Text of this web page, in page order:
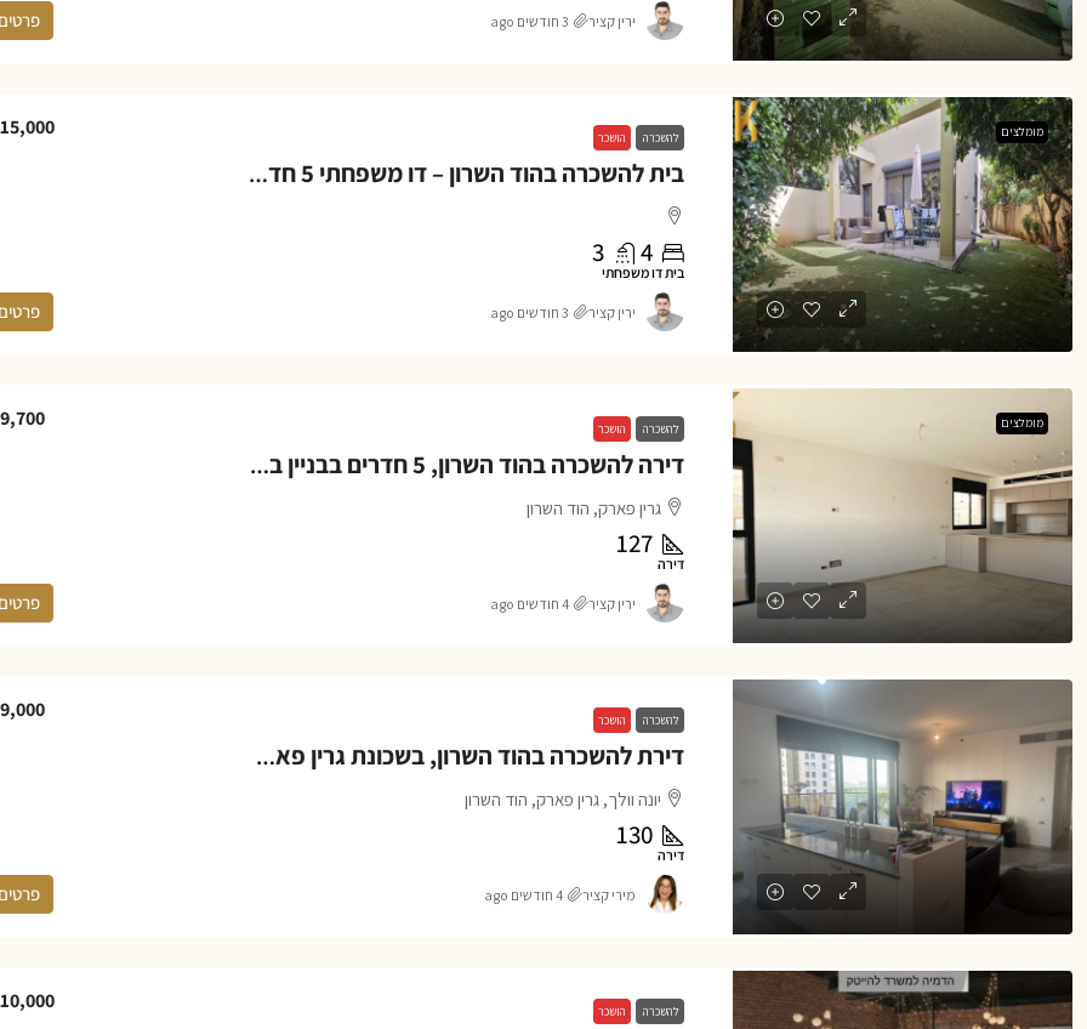
ירין קציר 3 חודשים ago
מומלצים להשכרה הושכר
בית להשכרה בהוד השרון – דו משפחתי 5 חדרים בשכונת גלגל המזלות
4
3
בית דו משפחתי
ירין קציר 3 חודשים ago
מומלצים להשכרה הושכר
דירה להשכרה בהוד השרון, 5 חדרים בבניין בוטיק בשכונת גרין פארק החדשה
גרין פארק, הוד השרון
127
דירה
ירין קציר 4 חודשים ago
להשכרה הושכר
דירת להשכרה בהוד השרון, בשכונת גרין פארק החדשה, 5 חדרים
יונה וולך, גרין פארק, הוד השרון
130
דירה
מירי קציר 4 חודשים ago
להשכרה הושכר